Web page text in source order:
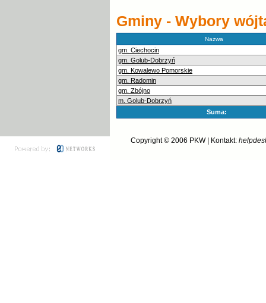
Gminy - Wybory
Nazwa
Suma:
gm. Ciechocin
gm. Golub-Dobrzyń
gm. Kowalewo Pomorskie
gm. Radomin
gm. Zbójno
m. Golub-Dobrzyń
Copyright © 2006 PKW| Kontakt: